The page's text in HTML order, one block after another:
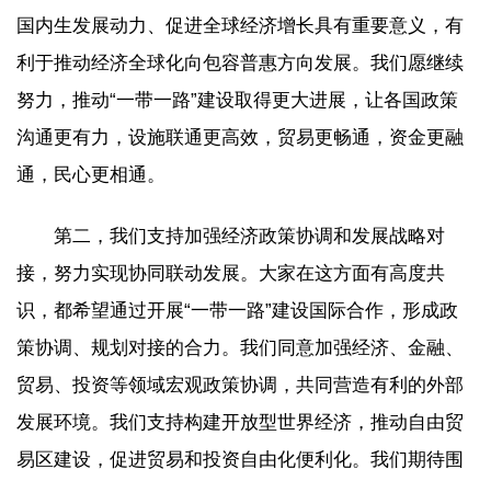
国内生发展动力、促进全球经济增长具有重要意义，有
利于推动经济全球化向包容普惠方向发展。我们愿继续
努力，推动“一带一路”建设取得更大进展，让各国政策
沟通更有力，设施联通更高效，贸易更畅通，资金更融
通，民心更相通。
第二，我们支持加强经济政策协调和发展战略对
接，努力实现协同联动发展。大家在这方面有高度共
识，都希望通过开展“一带一路”建设国际合作，形成政
策协调、规划对接的合力。我们同意加强经济、金融、
贸易、投资等领域宏观政策协调，共同营造有利的外部
发展环境。我们支持构建开放型世界经济，推动自由贸
易区建设，促进贸易和投资自由化便利化。我们期待围